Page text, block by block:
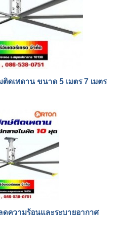
ดเพดาน ขนาด 5 เมตร 7 เมตร
ความร้อนและระบายอากาศ